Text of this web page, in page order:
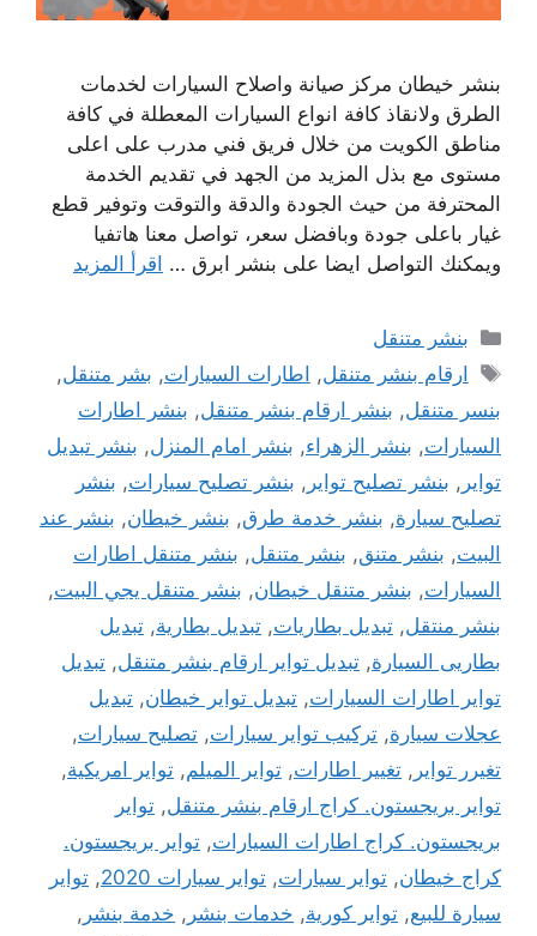
بنشر خيطان مركز صيانة واصلاح السيارات لخدمات
الطرق ولانقاذ كافة انواع السيارات المعطلة في كافة
مناطق الكويت من خلال فريق فني مدرب على اعلى
مستوى مع بذل المزيد من الجهد في تقديم الخدمة
المحترفة من حيث الجودة والدقة والتوقت وتوفير قطع
غيار باعلى جودة وبافضل سعر، تواصل معنا هاتفيا
ويمكنك التواصل ايضا على بنشر ابرق … اقرأ المزيد
التصنيفات
بنشر متنقل
الوسوم
ارقام بنشر متنقل, اطارات السيارات, بشر متنقل,
بنسر متنقل, بنشر ارقام بنشر متنقل, بنشر اطارات
السيارات, بنشر الزهراء, بنشر امام المنزل, بنشر تبديل
تواير , بنشر تصليح تواير , بنشر تصليح سيارات, بنشر
تصليح سيارة, بنشر خدمة طرق, بنشر خيطان, بنشر عند
البيت, بنشر متنق, بنشر متنقل, بنشر متنقل اطارات
السيارات, بنشر متنقل خيطان, بنشر متنقل يجي البيت,
بنشر منتقل, تبديل بطاريات, تبديل بطارية, تبديل
بطاريى السيارة, تبديل تواير ارقام بنشر متنقل, تبديل
تواير اطارات السيارات, تبديل تواير خيطان, تبديل
عجلات سيارة, تركيب تواير سيارات, تصليح سيارات,
تغيرر تواير , تغيير اطارات, تواير الميلم, تواير امريكية,
تواير بريجستون. كراج ارقام بنشر متنقل, تواير
بريجستون. كراج اطارات السيارات, تواير بريجستون.
كراج خيطان, تواير سيارات, تواير سيارات 2020 , تواير
سيارة للبيع, تواير كورية, خدمات بنشر , خدمة بنشر ,